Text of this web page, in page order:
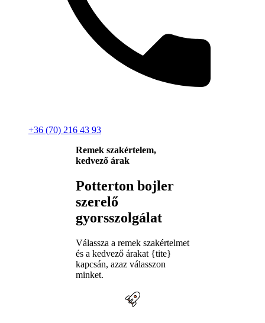
+36 (70) 216 43 93
Remek szakértelem,
kedvező árak
Potterton bojler
szerelő
gyorsszolgálat
Válassza a remek szakértelmet
és a kedvező árakat {tite}
kapcsán, azaz válasszon
minket.